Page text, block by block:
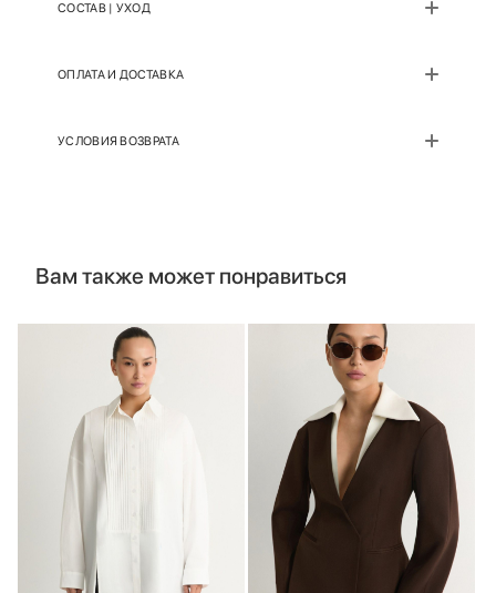
СОСТАВ | УХОД
ОПЛАТА И ДОСТАВКА
УСЛОВИЯ ВОЗВРАТА
Вам также может понравиться